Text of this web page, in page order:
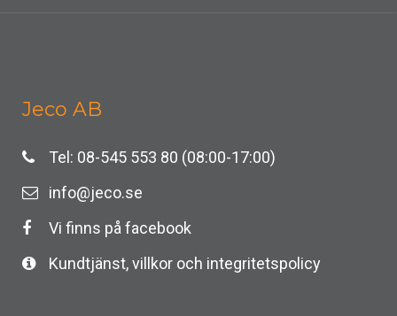
Jeco AB
Tel: 08-545 553 80 (08:00-17:00)
info@jeco.se
Vi finns på facebook
Kundtjänst, villkor och integritetspolicy